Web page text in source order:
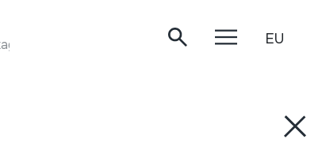
EU
ARGITALPEN DIGITALAK